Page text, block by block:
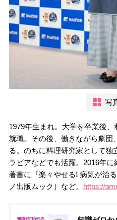
写
1979年生まれ。大学を卒業後
就職。その後、働きながら劇団
る。のちに料理研究家として
ラビアなどでも活躍。2016年に
著書に『楽々やせる! 病気が治
ノ出版ムック）など。 https://